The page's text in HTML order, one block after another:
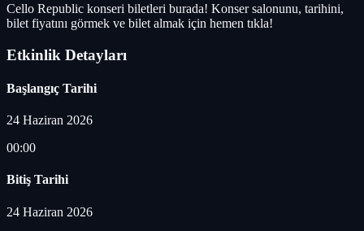
Cello Republic konseri biletleri burada! Konser salonunu, tarihini,
bilet fiyatını görmek ve bilet almak için hemen tıkla!
Etkinlik Detayları
Başlangıç Tarihi
24 Haziran 2026
00:00
Bitiş Tarihi
24 Haziran 2026